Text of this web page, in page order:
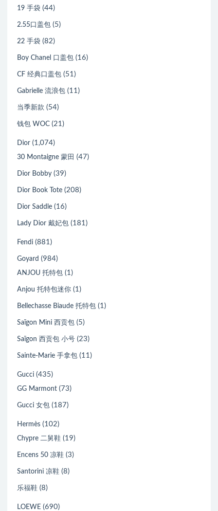
19 手袋 (44)
2.55口盖包 (5)
22 手袋 (82)
Boy Chanel 口盖包 (16)
CF 经典口盖包 (51)
Gabrielle 流浪包 (11)
当季新款 (54)
钱包 WOC (21)
Dior (1,074)
30 Montaigne 蒙田 (47)
Dior Bobby (39)
Dior Book Tote (208)
Dior Saddle (16)
Lady Dior 戴妃包 (181)
Fendi (881)
Goyard (984)
ANJOU 托特包 (1)
Anjou 托特包迷你 (1)
Bellechasse Biaude 托特包 (1)
Saïgon Mini 西贡包 (5)
Saïgon 西贡包 小号 (23)
Sainte-Marie 手拿包 (11)
Gucci (435)
GG Marmont (73)
Gucci 女包 (187)
Hermès (102)
Chypre 二舅鞋 (19)
Encens 50 凉鞋 (3)
Santorini 凉鞋 (8)
乐福鞋 (8)
LOEWE (690)